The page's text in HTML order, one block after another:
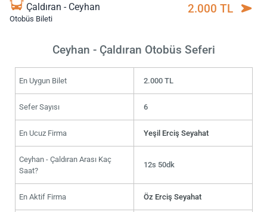
Çaldıran - Ceyhan
Otobüs Bileti
2.000 TL
Ceyhan - Çaldıran Otobüs Seferi
En Uygun Bilet 2.000 TL
Sefer Sayısı 6
En Ucuz Firma Yeşil Erciş Seyahat
Ceyhan - Çaldıran Arası Kaç
Saat?
12s 50dk
En Aktif Firma Öz Erciş Seyahat